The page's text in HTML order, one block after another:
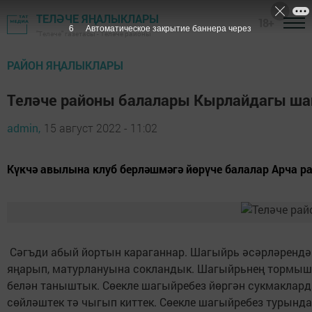
ТЕЛӘЧЕ ЯҢАЛЫКЛАРЫ
"Теләче" газетасы - Теләче районы
РАЙОН ЯҢАЛЫКЛАРЫ
Теләче районы балалары Кырлайдагы
admin, 15 август 2022 - 11:02
Күкчә авылына клуб берләшмәгә йөрүче балалар Арча
Сәгъди абый йортын караганнар. Шагыйрь
яңарып, матурлануына сокландык. Шагыйрьнең
белән таныштык. Сөекле шагыйребез йөргән
сөйләштек тә чыгып киттек. Сөекле шагыйребез
5 Автоматическое закрытие баннера через